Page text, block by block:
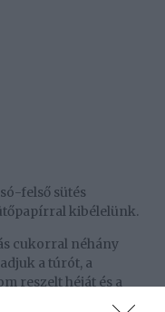
felső sütés
kibélelünk.
cukorral néhány
a túrót, a
reszelt héját és a